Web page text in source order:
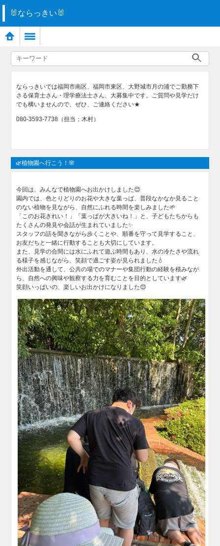
🐰ならっきい🐰
ならっきいでは福岡市南区、福岡市東区、大野城市月の浦でご勤務下
さる保育士さん・理学療法士さん、大募集中です。ご質問や見学だけ
でも構いませんので、ぜひ、ご連絡ください★
080-3593-7738（担当；木村）
🌿植物園へ行こう！🌸
今回は、みんなで植物園へお出かけしました😊
園内では、色とりどりのお花や大きな葉っぱ、普段なかなか見ること
のない植物を見ながら、自然にふれる時間を楽しみました🌱
「このお花きれい！」「葉っぱが大きいね！」と、子どもたちからも
たくさんの発見や会話が生まれていました✨
スタッフの話を聞きながら歩くことや、順番を守って見学すること、
お友だちと一緒に行動することも大切にしています。
また、見学の合間には水にふれて遊ぶ時間もあり、水の冷たさや流れ
る様子を感じながら、笑顔で過ごす姿が見られました💧
外出活動を通して、公共の場でのマナーや集団行動の経験を積みなが
ら、自然への興味や観察する力を育むことを目的としています🌿
笑顔いっぱいの、楽しいお出かけになりました😊